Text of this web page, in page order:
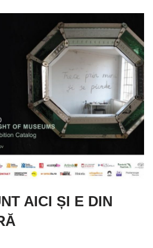
AICI ȘI E DIN